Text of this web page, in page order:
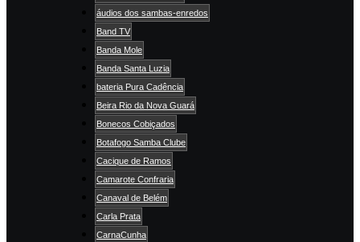
áudios dos sambas-enredos
Band TV
Banda Mole
Banda Santa Luzia
bateria Pura Cadência
Beira Rio da Nova Guará
Bonecos Cobiçados
Botafogo Samba Clube
Cacique de Ramos
Camarote Confraria
Canaval de Belém
Carla Prata
CarnaCunha